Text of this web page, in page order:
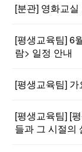
[분관] 영화교
[평생교육팀] 6
람> 일정 안내
[평생교육팀]
[평생교육팀] [
들과 그 시절의